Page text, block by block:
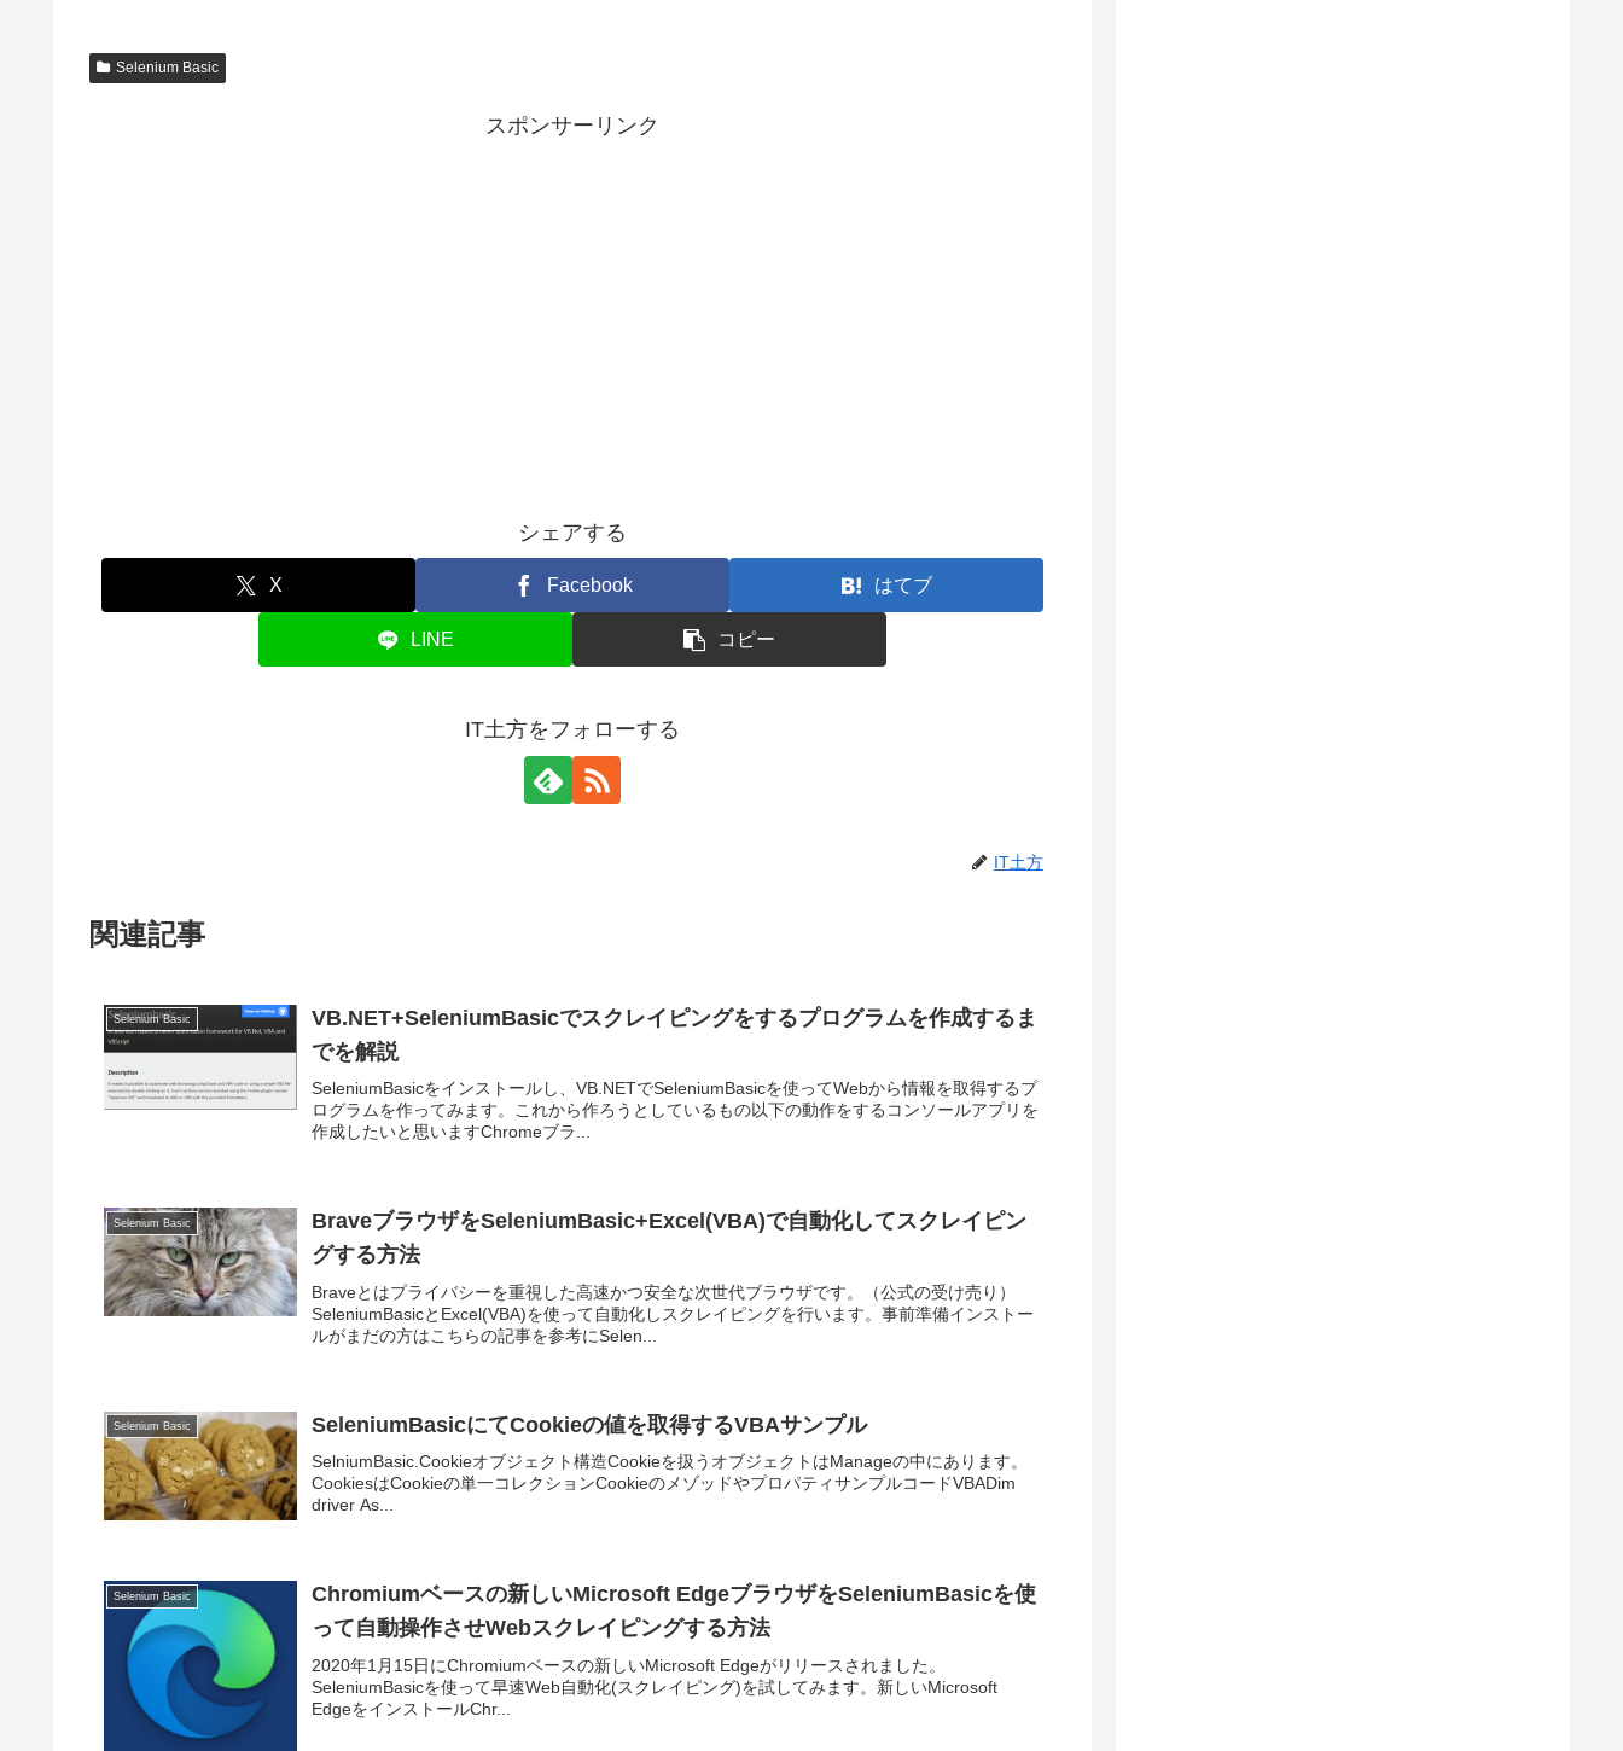
Selenium Basic
スポンサーリンク
シェアする
X Facebook はてブ
LINE コピー
IT土方をフォローする
IT土方
関連記事
Selenium Basic
VB.NET+SeleniumBasicでスクレイピングをするプログラムを作成するま
でを解説
SeleniumBasicをインストールし、VB.NETでSeleniumBasicを使ってWebから情報を取得するプ
ログラムを作ってみます。これから作ろうとしているもの以下の動作をするコンソールアプリを
作成したいと思いますChromeブラ...
Selenium Basic
BraveブラウザをSeleniumBasic+Excel(VBA)で自動化してスクレイピン
グする方法
Braveとはプライバシーを重視した高速かつ安全な次世代ブラウザです。（公式の受け売り）
SeleniumBasicとExcel(VBA)を使って自動化しスクレイピングを行います。事前準備インストー
ルがまだの方はこちらの記事を参考にSelen...
Selenium Basic SeleniumBasicにてCookieの値を取得するVBAサンプル
SelniumBasic.Cookieオブジェクト構造Cookieを扱うオブジェクトはManageの中にあります。
CookiesはCookieの単一コレクションCookieのメゾッドやプロパティサンプルコードVBADim
driver As...
Selenium Basic
Chromiumベースの新しいMicrosoft EdgeブラウザをSeleniumBasicを使
って自動操作させWebスクレイピングする方法
2020年1月15日にChromiumベースの新しいMicrosoft Edgeがリリースされました。
SeleniumBasicを使って早速Web自動化(スクレイピング)を試してみます。新しいMicrosoft
EdgeをインストールChr...